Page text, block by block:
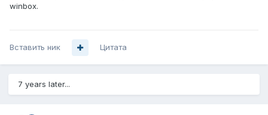
winbox.
Вставить ник Цитата
7 years later...